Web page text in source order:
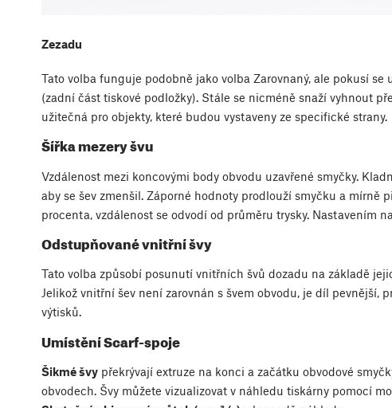
Zezadu
Tato volba funguje podobně jako volba Zarovnaný, ale pokusí
(zadní část tiskové podložky). Stále se nicméně snaží vyhnout
užitečná pro objekty, které budou vystaveny ze specifické strany.
Šířka mezery švu
Vzdálenost mezi koncovými body obvodu uzavřené smyčky.
aby se šev zmenšil. Záporné hodnoty prodlouží smyčku a mírně
procenta, vzdálenost se odvodí od průměru trysky. Nastavením
Odstupňované vnitřní švy
Tato volba způsobí posunutí vnitřních švů dozadu na základě
Jelikož vnitřní šev není zarovnán s švem obvodu, je díl pevnější,
výtisků.
Umístění Scarf-spoje
Šikmé švy překrývají extruze na konci a začátku obvodové
obvodech. Švy můžete vizualizovat v náhledu tiskárny pomocí